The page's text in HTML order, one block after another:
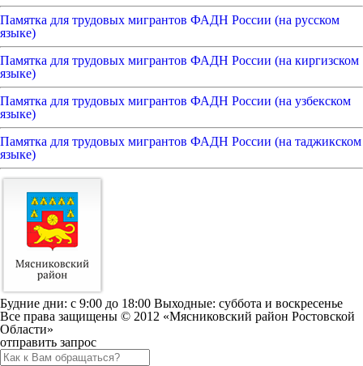
Памятка для трудовых мигрантов ФАДН России (на русском
языке)
Памятка для трудовых мигрантов ФАДН России (на киргизском
языке)
Памятка для трудовых мигрантов ФАДН России (на узбекском
языке)
Памятка для трудовых мигрантов ФАДН России (на таджикском
языке)
Будние дни: c 9:00 до 18:00 Выходные: суббота и воскресенье
Все права защищены © 2012 «Мясниковский район Ростовской
Области»
отправить запрос